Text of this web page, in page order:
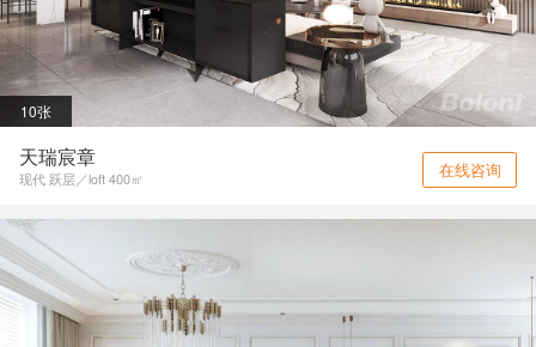
10张
天瑞宸章
现代 跃层／loft 400㎡ 在线咨询